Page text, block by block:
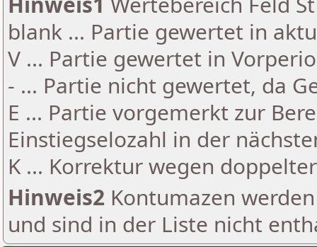
blank ... Partie gewertet in
V ... Partie gewertet in
- ... Partie nicht gewertet, da
E ... Partie vorgemerkt zur
Einstiegselozahl in der
K ... Korrektur wegen
Hinweis2 Kontumazen
und sind in der Liste nicht